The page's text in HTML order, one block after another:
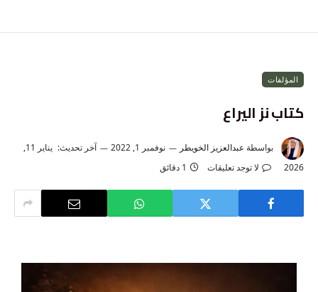
المؤلفات
كتاب نز اليراع
بواسطة عبدالعزيز الخويطر نوفمبر 1, 2022 آخر تحديث:
يناير 11,
2026
لا توجد تعليقات 1 دقائق